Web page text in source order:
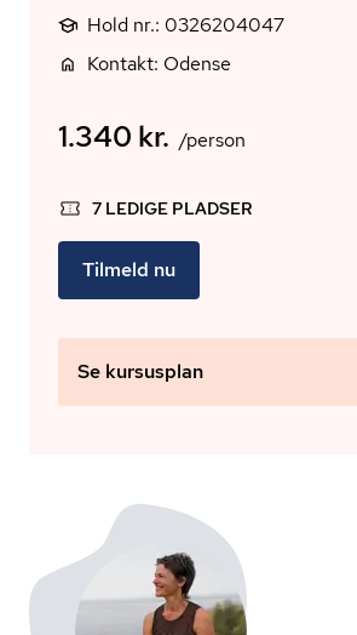
Hold nr.: 0326204047
Kontakt: Odense
1.340 kr. /person
7 LEDIGE PLADSER
Tilmeld nu
Se kursusplan